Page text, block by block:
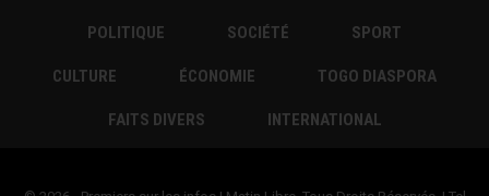
POLITIQUE SOCIÉTÉ SPORT
CULTURE ÉCONOMIE TOGO DIASPORA
FAITS DIVERS INTERNATIONAL